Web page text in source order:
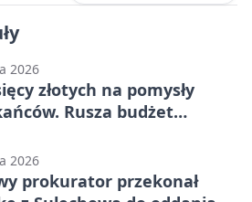
2026
złotych na pomysły
Rusza budżet
2026
prokurator przekonał